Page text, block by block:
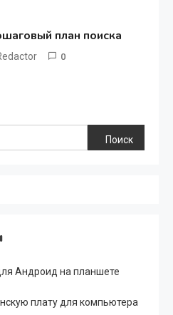
план поиска
0
Поиск
Андроид на планшете
плату для компьютера